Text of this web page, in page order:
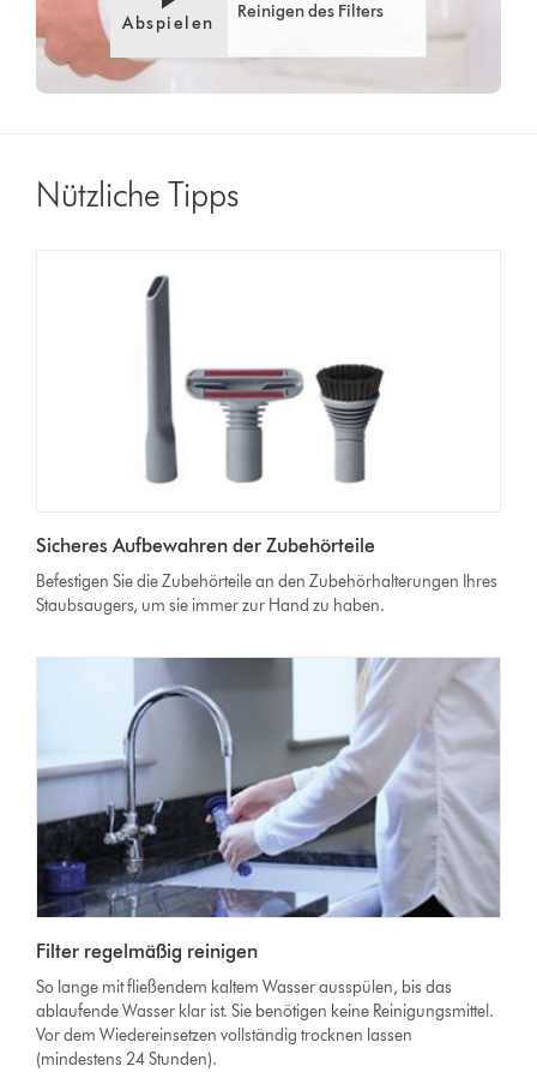
Abspielen
Reinigen des Filters
Nützliche Tipps
Sicheres Aufbewahren der Zubehörteile
Befestigen Sie die Zubehörteile an den Zubehörhalterungen Ihres
Staubsaugers, um sie immer zur Hand zu haben.
Filter regelmäßig reinigen
So lange mit fließendem kaltem Wasser ausspülen, bis das
ablaufende Wasser klar ist. Sie benötigen keine Reinigungsmittel.
Vor dem Wiedereinsetzen vollständig trocknen lassen
(mindestens 24 Stunden).